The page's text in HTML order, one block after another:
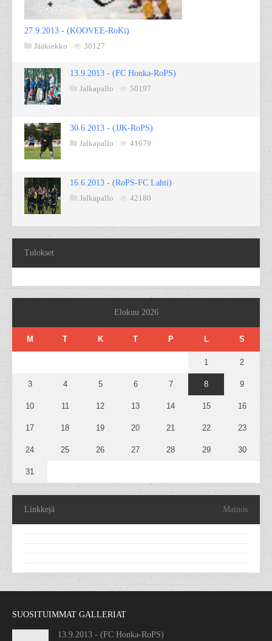
27.9.2013 - (KOOVEE-RoKi)
Jääkiekko
30127
13.9.2013 - (FC Honka-RoPS)
Jalkapallo
50197
30.6.2013 - (JJK-RoPS)
Jalkapallo
41679
16.6.2013 - (RoPS-FC Lahti)
Jalkapallo
42180
Tulokset
Elokuu 2026
M T K T P L S
1 2
3 4 5 6 7 8 9
10 11 12 13 14 15 16
17 18 19 20 21 22 23
24 25 26 27 28 29 30
31
Linkkejä Mainos
SUOSITUIMMAT GALLERIAT
13.9.2013 - (FC Honka-RoPS)